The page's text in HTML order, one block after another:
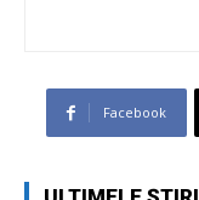
Facebook